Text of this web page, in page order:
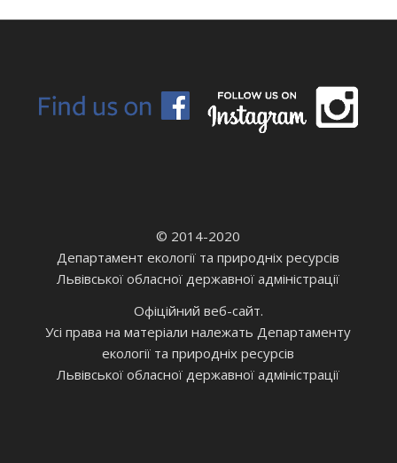
© 2014-2020
Департамент екології та природніх ресурсів
Львівської обласної державної адміністрації
Офіційний веб-сайт.
Усі права на матеріали належать Департаменту
екології та природніх ресурсів
Львівської обласної державної адміністрації